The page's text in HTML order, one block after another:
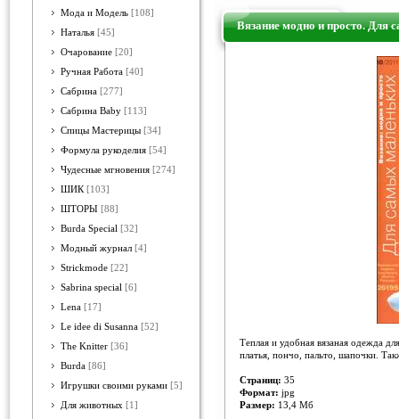
Мода и Модель [108]
Наталья [45]
Очарование [20]
Ручная Работа [40]
Сабрина [277]
Сабрина Baby [113]
Спицы Мастерицы [34]
Формула рукоделия [54]
Чудесные мгновения [274]
ШИК [103]
ШТОРЫ [88]
Burda Special [32]
Модный журнал [4]
Strickmode [22]
Sabrina special [6]
Lena [17]
Le idee di Susanna [52]
The Knitter [36]
Burda [86]
Игрушки своими руками [5]
Для животных [1]
Вязание модно и просто. Для
Теплая и удобная вязаная одежда
платья, пончо, пальто, шапочки.
Страниц: 35
Формат: jpg
Размер: 13,4 Мб